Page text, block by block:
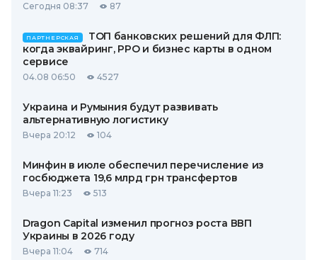
Сегодня 08:37 87
ПАРТНЕРСКАЯ
ТОП банковских решений для ФЛП:
когда эквайринг, РРО и бизнес карты в одном
сервисе
04.08 06:50 4527
Украина и Румыния будут развивать
альтернативную логистику
Вчера 20:12 104
Минфин в июле обеспечил перечисление из
госбюджета 19,6 млрд грн трансфертов
Вчера 11:23 513
Dragon Capital изменил прогноз роста ВВП
Украины в 2026 году
Вчера 11:04 714